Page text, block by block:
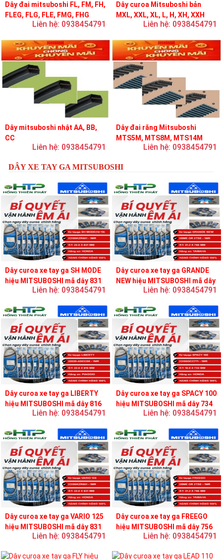
Dây đai mitsuboshi FL, FM, FH,
FLEG, FLG, FLE, FMG, FHG
Liên hệ: 0938454791
Dây curoa Mitsuboshi bản
MXL, XXL, XL, L, H, XH, XXH
Liên hệ: 0938454791
Dây mitsuboshi nhật AA, BB,
CC
Liên hệ: 0938454791
Dây đai răng Mitsuboshi
MTS5M, MTS8M, MTS14M
Liên hệ: 0938454791
DÂY XE TAY GA MITSUBOSHI
Dây curoa xe tay ga SH MODE
hiệu MITSUBOSHI mã dây 831
Liên hệ: 0938454791
Dây curoa xe tay ga GRANDE
NEW hiệu MITSUBOSHI mã dây
Liên hệ: 0938454791
Dây curoa xe tay ga LIBERTY
hiệu MITSUBOSHI mã dây 816
Liên hệ: 0938454791
Dây curoa xe tay ga SPACY 100
hiệu MITSUBOSHI mã dây 734
Liên hệ: 0938454791
Dây curoa xe tay ga VARIO 125
hiệu MITSUBOSHI mã dây 831
Liên hệ: 0938454791
Dây curoa xe tay ga FREEGO
hiệu MITSUBOSHI mã dây 756
Liên hệ: 0938454791